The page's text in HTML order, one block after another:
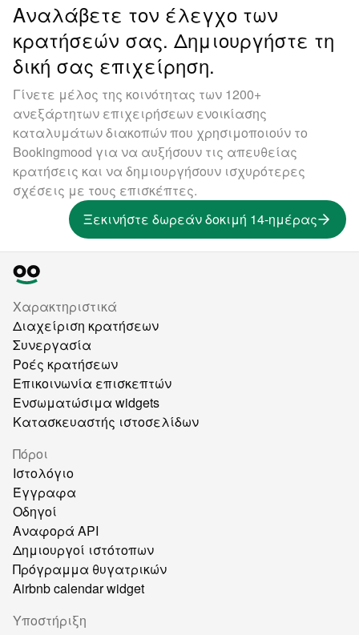
Αναλάβετε τον έλεγχο των
κρατήσεών σας. Δημιουργήστε τη
δική σας επιχείρηση.
Γίνετε μέλος της κοινότητας των 1200+
ανεξάρτητων επιχειρήσεων ενοικίασης
καταλυμάτων διακοπών που χρησιμοποιούν το
Bookingmood για να αυξήσουν τις απευθείας
κρατήσεις και να δημιουργήσουν ισχυρότερες
σχέσεις με τους επισκέπτες.
Ξεκινήστε δωρεάν δοκιμή 14-ημέρας
Χαρακτηριστικά
Διαχείριση κρατήσεων
Συνεργασία
Ροές κρατήσεων
Επικοινωνία επισκεπτών
Ενσωματώσιμα widgets
Κατασκευαστής ιστοσελίδων
Πόροι
Ιστολόγιο
Έγγραφα
Οδηγοί
Αναφορά API
Δημιουργοί ιστότοπων
Πρόγραμμα θυγατρικών
Airbnb calendar widget
Υποστήριξη